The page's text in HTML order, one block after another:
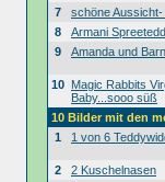
7
schöne
8
Armani
9
Amanda und
10 Magic Rabbits
Baby...sooo süß
10 Bilder mit den
1
1 von 6
2
2 Kuschelnasen